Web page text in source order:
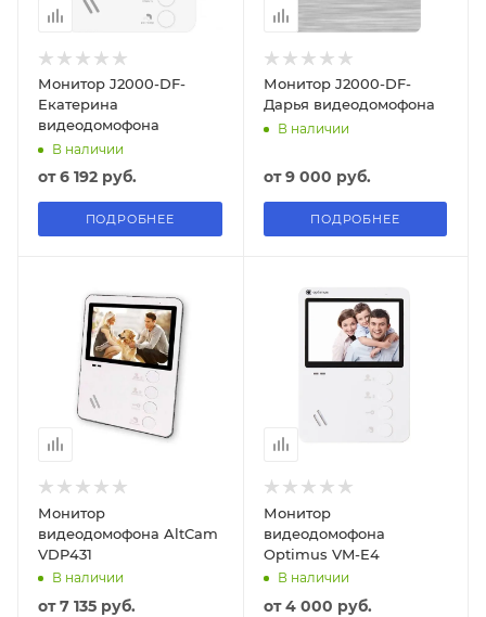
Монитор J2000-DF-
Екатерина
видеодомофона
В наличии
от6 192 руб.
ПОДРОБНЕЕ
Монитор J2000-DF-
Дарья видеодомофона
В наличии
от9 000 руб.
ПОДРОБНЕЕ
Монитор
видеодомофона AltCam
VDP431
В наличии
от7 135 руб.
Монитор
видеодомофона
Optimus VM-E4
В наличии
от4 000 руб.